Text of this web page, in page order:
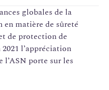
pression d'une puissance de
2 constituent l'installation
n° 87, les réacteurs n°3 et
nucléaire de base (INB)
globales de la
matière de sûreté
de protection de
l’appréciation
l’ASN porte sur les